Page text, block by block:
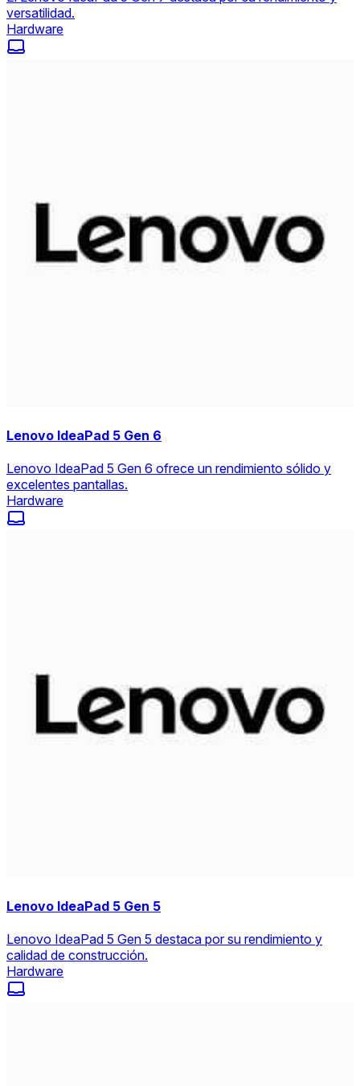
versatilidad.
Hardware
Lenovo IdeaPad 5 Gen 6
Lenovo IdeaPad 5 Gen 6 ofrece un rendimiento sólido y
excelentes pantallas.
Hardware
Lenovo IdeaPad 5 Gen 5
Lenovo IdeaPad 5 Gen 5 destaca por su rendimiento y
calidad de construcción.
Hardware